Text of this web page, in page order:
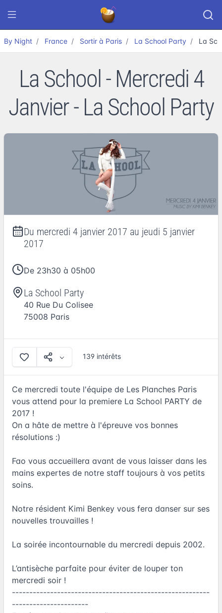
By Night France Sortir à Paris La School Party La
La School - Mercredi 4
Janvier - La School Party
Du mercredi 4 janvier 2017 au jeudi 5 janvier
2017
De 23h30 à 05h00
La School Party
40 Rue Du Colisee
75008 Paris
139 intérêts
Ce mercredi toute l'équipe de Les Planches Paris
vous attend pour la premiere La School PARTY de
2017 !
On a hâte de mettre à l'épreuve vos bonnes
résolutions :)
Fao vous accueillera avant de vous laisser dans les
mains expertes de notre staff toujours à vos petits
soins.
Notre résident Kimi Benkey vous fera danser sur ses
nouvelles trouvailles !
La soirée incontournable du mercredi depuis 2002.
L’antisèche parfaite pour éviter de louper ton
mercredi soir !
---------------------------------------------------------
----------------------